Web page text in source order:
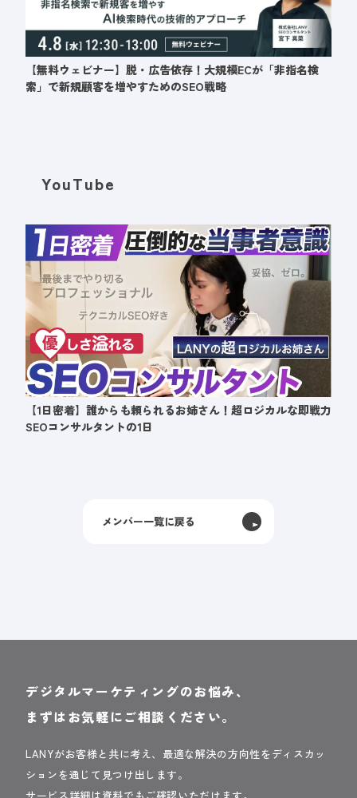
【無料ウェビナー】脱・広告依存！大規模ECが「非指名検
索」で新規顧客を増やすためのSEO戦略
YouTube
【1日密着】誰からも頼られるお姉さん！超ロジカルな即戦力
SEOコンサルタントの1日
メンバー一覧に戻る
デジタルマーケティングのお悩み、
まずはお気軽にご相談ください。
LANYがお客様と共に考え、最適な解決の方向性をディスカッ
ションを通じて見つけ出します。
サービス詳細は資料でもご確認いただけます。